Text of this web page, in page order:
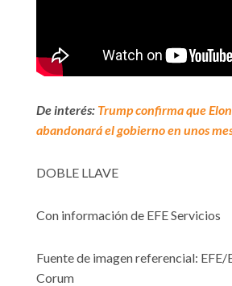
De interés: Trump confirma que
abandonará el gobierno en unos
DOBLE LLAVE
Con información de EFE Servicios
Fuente de imagen referencial: EFE/
Corum